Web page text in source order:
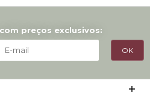
preços exclusivos: